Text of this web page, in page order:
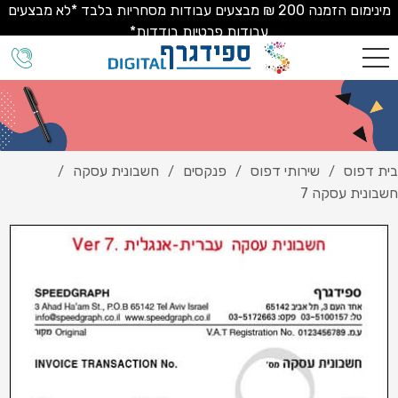
מינימום הזמנה 200 ₪ מבצעים עבודות מסחריות בלבד *לא מבצעים
עבודות פרטיות בודדות*
בית דפוס / שירותי דפוס / פנקסים / חשבונית עסקה /
חשבונית עסקה 7